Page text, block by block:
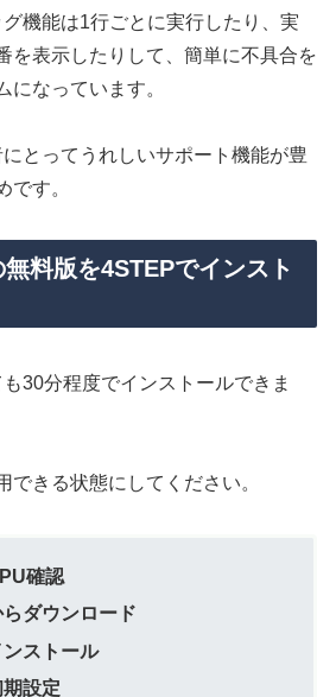
機能は1行ごとに実行したり、実
を表示したりして、簡単に不具合を
になっています。
とってうれしいサポート機能が豊
です。
料版を4STEPでインスト
30分程度でインストールできま
できる状態にしてください。
確認
ダウンロード
ストール
設定